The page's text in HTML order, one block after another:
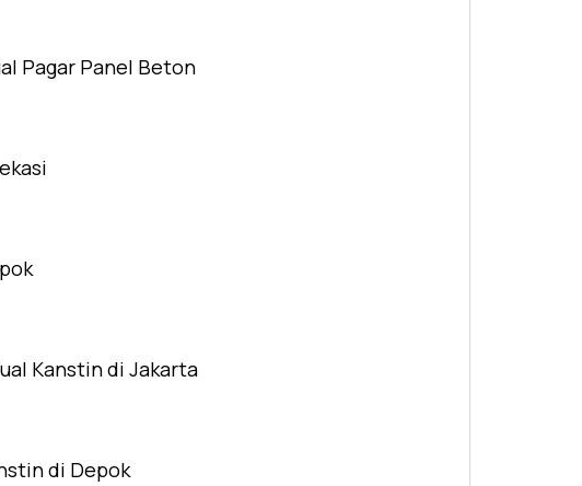
Pagar Panel Beton
Kanstin di Jakarta
di Depok